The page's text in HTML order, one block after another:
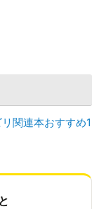
関連本おすすめ1